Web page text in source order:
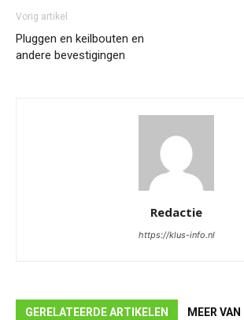
Vorig artikel
Pluggen en keilbouten en
andere bevestigingen
Redactie
https://klus-info.nl
GERELATEERDE ARTIKELEN MEER